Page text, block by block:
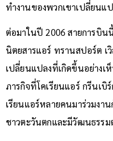
ทำงานของพวกเขาเปลี่ยนแ
ต่อมาในปี 2006 สายการบิน
นิตยสารแอร์ ทรานสปอร์ต เ
เปลี่ยนแปลงที่เกิดขึ้นอย่าง
ภารกิจที่โคเรียนแอร์ กรีนเบิ
เรียนแอร์หลายคนมาร่วมงา
ชาวตะวันตกและมีวัฒนธรรม